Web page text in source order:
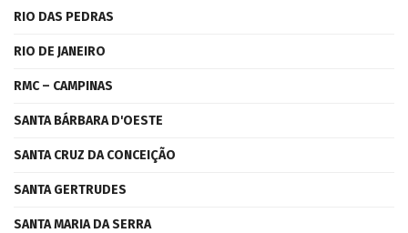
RIO DAS PEDRAS
RIO DE JANEIRO
RMC – CAMPINAS
SANTA BÁRBARA D'OESTE
SANTA CRUZ DA CONCEIÇÃO
SANTA GERTRUDES
SANTA MARIA DA SERRA